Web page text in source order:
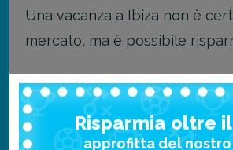
Una vacanza a Ibiza non è
mercato, ma è possibile
Ovviamente il costo della
da che tipo di soggiorno stai
possiamo dire che il costo di
Risparmia oltre il
approfitta del nostro